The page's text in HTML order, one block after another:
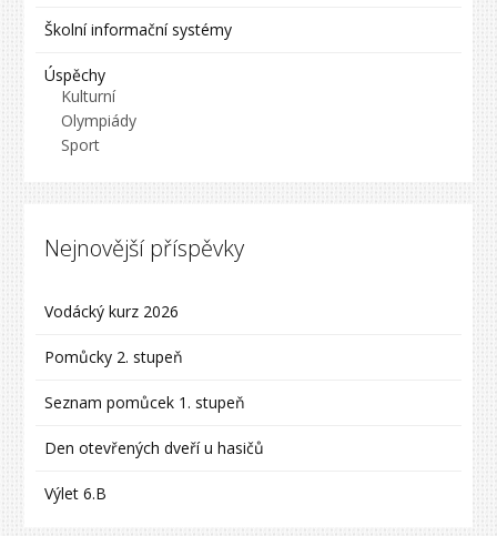
Školní informační systémy
Úspěchy
Kulturní
Olympiády
Sport
Nejnovější příspěvky
Vodácký kurz 2026
Pomůcky 2. stupeň
Seznam pomůcek 1. stupeň
Den otevřených dveří u hasičů
Výlet 6.B